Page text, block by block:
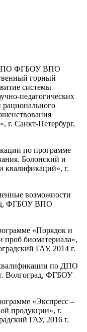
ФГБОУ ВПО
горный
системы
педагогических
рационального
г. Санкт-Петербург,
по программе
Болонский и
квалификаций», г.
возможности
ФГБОУ ВПО
«Порядок и
проб биоматериала»,
ГАУ, 2014 г.
по ДПО
Волгоград, ФГБОУ
«Экспресс –
продукции», г.
ГАУ, 2016 г.